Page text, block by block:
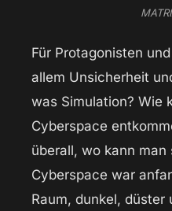
Für Protagonisten
allem Unsicherheit
was Simulation? Wie
Cyberspace
überall, wo kann
Cyberspace war
Raum, dunkel, düster